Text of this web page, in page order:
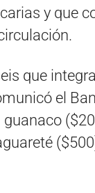
y que
que
el